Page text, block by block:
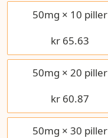
50mg × 10 piller
kr 65.63
50mg × 20 piller
kr 60.87
50mg × 30 piller